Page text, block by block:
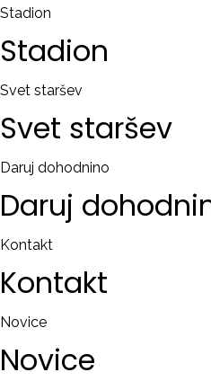
Stadion
Stadion
Svet staršev
Svet staršev
Daruj dohodnino
Daruj
Kontakt
Kontakt
Novice
Novice